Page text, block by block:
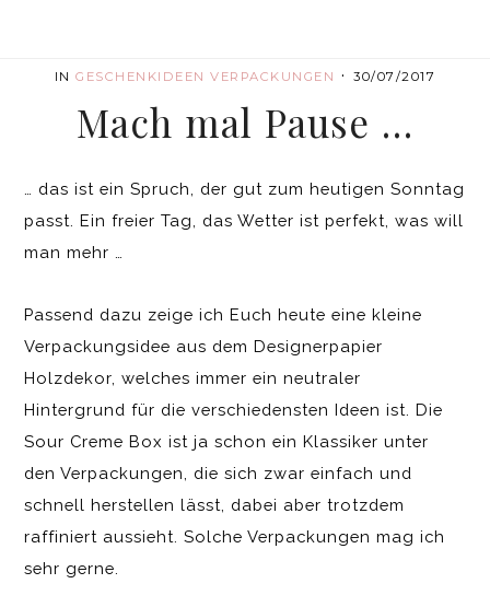
INGESCHENKIDEEN VERPACKUNGEN ·30/07/2017
Mach mal Pause …
… das ist ein Spruch, der gut zum heutigen Sonntag
passt. Ein freier Tag, das Wetter ist perfekt, was will
man mehr …
Passend dazu zeige ich Euch heute eine kleine
Verpackungsidee aus dem Designerpapier
Holzdekor, welches immer ein neutraler
Hintergrund für die verschiedensten Ideen ist. Die
Sour Creme Box ist ja schon ein Klassiker unter
den Verpackungen, die sich zwar einfach und
schnell herstellen lässt, dabei aber trotzdem
raffiniert aussieht. Solche Verpackungen mag ich
sehr gerne.